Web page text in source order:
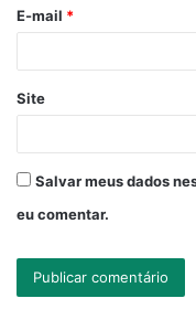
*
E-mail *
Site
Salvar meus dados
eu comentar.